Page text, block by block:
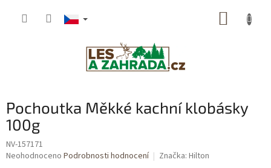
Pochoutka Měkké kachní klobásky
100g
NV-157171
Průměrné
Neohodnoceno Podrobnosti hodnocení Značka: Hilton